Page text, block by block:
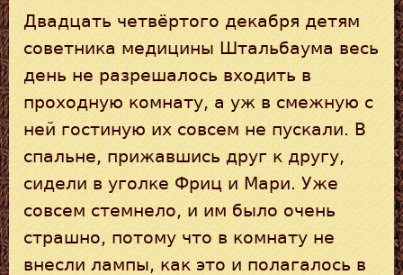
Двадцать четвёртого декабря детям
советника медицины Штальбаума весь
день не разрешалось входить в
проходную комнату, а уж в смежную с
ней гостиную их совсем не пускали. В
спальне, прижавшись друг к другу,
сидели в уголке Фриц и Мари. Уже
совсем стемнело, и им было очень
страшно, потому что в комнату не
внесли лампы, как это и полагалось в